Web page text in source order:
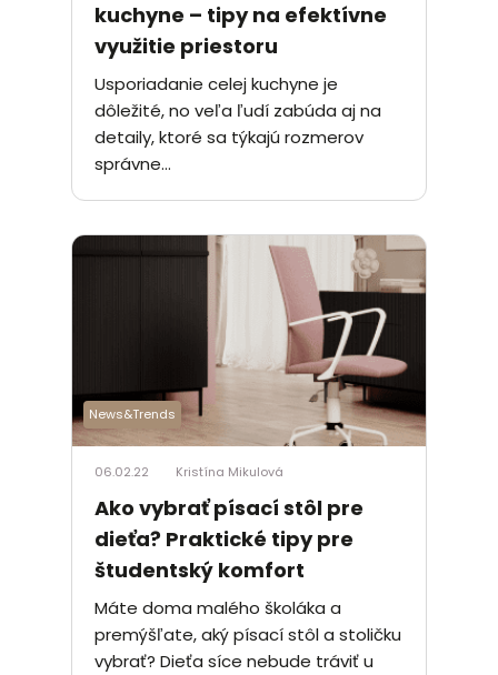
kuchyne – tipy na efektívne
využitie priestoru
Usporiadanie celej kuchyne je
dôležité, no veľa ľudí zabúda aj na
detaily, ktoré sa týkajú rozmerov
správne...
News&Trends
06.02.22 Kristína Mikulová
Ako vybrať písací stôl pre
dieťa? Praktické tipy pre
študentský komfort
Máte doma malého školáka a
premýšľate, aký písací stôl a stoličku
vybrať? Dieťa síce nebude tráviť u